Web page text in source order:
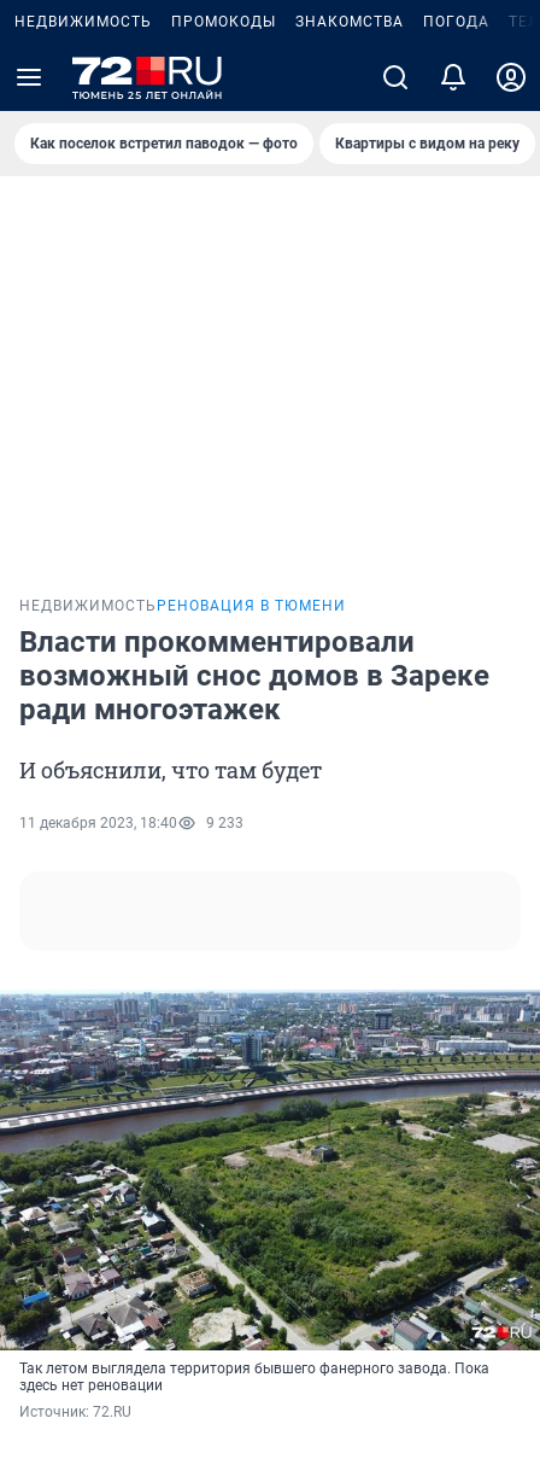
НЕДВИЖИМОСТЬ ПРОМОКОДЫ ЗНАКОМСТВА ПОГОДА
Как поселок встретил паводок — фото Квартиры с видом на реку
НЕДВИЖИМОСТЬ РЕНОВАЦИЯ В ТЮМЕНИ
Власти прокомментировали
возможный снос домов в Зареке
ради многоэтажек
И объяснили, что там будет
11 декабря 2023, 18:40 9 233
Так летом выглядела территория бывшего фанерного завода. Пока
здесь нет реновации
Источник: 72.RU